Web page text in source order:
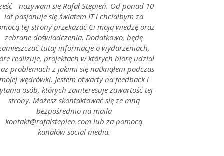
- nazywam się Rafał Stępień. Od ponad 10
lat pasjonuje się światem IT i chciałbym za
tej strony przekazać Ci moją wiedzę oraz
zebrane doświadczenia. Dodatkowo, będę
tutaj informacje o wydarzeniach,
realizuje, projektach w których biorę udział
problemach z jakimi się natknąłem podczas
wędrówki. Jestem otwarty na feedback i
osób, których zainteresuje zawartość tej
strony. Możesz skontaktować się ze mną
bezpośrednio na maila
kontakt@rafalstepien.com lub za pomocą
kanałów social media.